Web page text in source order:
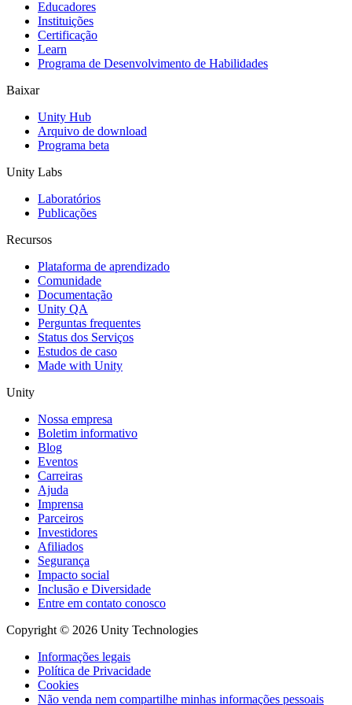
Jogos XR
Lance jogos XR em várias plataformas
Jogos com multijogador
Educadores
Instituições
Certificação
Learn
Programa de Desenvolvimento de Habilidades
Baixar
Unity Hub
Arquivo de download
Programa beta
Unity Labs
Laboratórios
Publicações
Recursos
Plataforma de aprendizado
Comunidade
Documentação
Unity QA
Perguntas frequentes
Status dos Serviços
Estudos de caso
Made with Unity
Unity
Nossa empresa
Boletim informativo
Blog
Eventos
Carreiras
Ajuda
Imprensa
Parceiros
Investidores
Afiliados
Segurança
Impacto social
Inclusão e Diversidade
Entre em contato conosco
Copyright © 2026 Unity Technologies
Informações legais
Política de Privacidade
Cookies
Não venda nem compartilhe minhas informações pessoais